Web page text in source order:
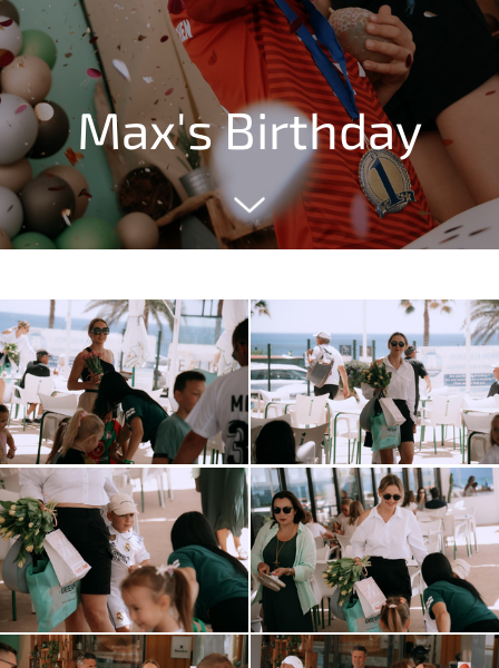
Max's Birthday